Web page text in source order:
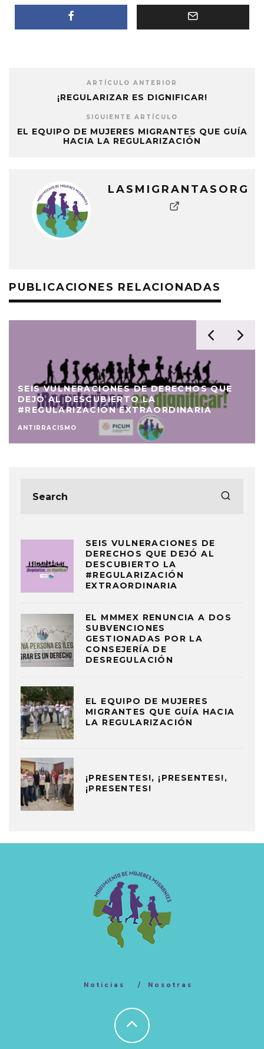
ARTÍCULO ANTERIOR
¡REGULARIZAR ES DIGNIFICAR!
SIGUIENTE ARTÍCULO
EL EQUIPO DE MUJERES MIGRANTES QUE GUÍA
HACIA LA REGULARIZACIÓN
LASMIGRANTASORG
PUBLICACIONES RELACIONADAS
SEIS VULNERACIONES DE DERECHOS QUE
DEJÓ AL DESCUBIERTO LA
#REGULARIZACIÓN EXTRAORDINARIA
ANTIRRACISMO
SEIS VULNERACIONES DE
DERECHOS QUE DEJÓ AL
DESCUBIERTO LA
#REGULARIZACIÓN
EXTRAORDINARIA
EL MMMEX RENUNCIA A DOS
SUBVENCIONES
GESTIONADAS POR LA
CONSEJERÍA DE
DESREGULACIÓN
EL EQUIPO DE MUJERES
MIGRANTES QUE GUÍA HACIA
LA REGULARIZACIÓN
¡PRESENTES!, ¡PRESENTES!,
¡PRESENTES!
Noticias Nosotras